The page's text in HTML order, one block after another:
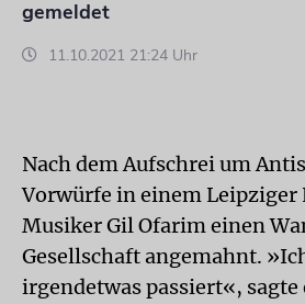
gemeldet
11.10.2021 21:24 Uhr
Nach dem Aufschrei um
Vorwürfe in einem Leipziger
Musiker Gil Ofarim einen
Gesellschaft angemahnt.
irgendetwas passiert«,